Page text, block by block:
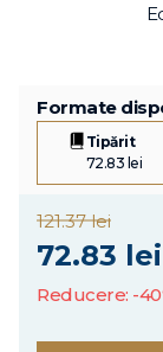
Formate
Tipărit
72.83 lei
121.37 lei
72.83 lei
Reducere: -